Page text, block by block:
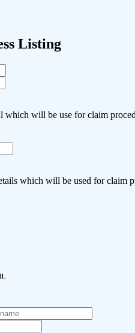
Listing
which will be use for claim
which will be used for claim